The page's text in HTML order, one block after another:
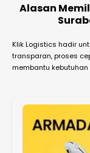
Alasan
Klik Logistics hadir
transparan, proses
membantu